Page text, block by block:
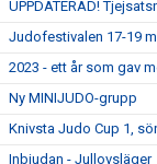
UPPDATERAD!
Judofestivalen 17-19
2023 - ett år som gav
Ny MINIJUDO-grupp
Knivsta Judo Cup 1,
Inbjudan - Jullovsläger